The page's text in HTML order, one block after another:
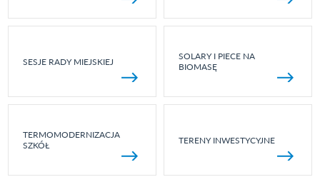
SESJE RADY MIEJSKIEJ
SOLARY I PIECE NA
BIOMASĘ
TERMOMODERNIZACJA
SZKÓŁ
TERENY INWESTYCYJNE